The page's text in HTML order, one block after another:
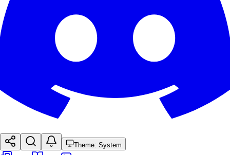
Theme: System